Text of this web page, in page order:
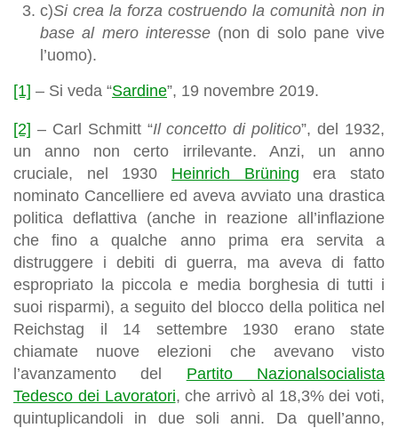
c)Si crea la forza costruendo la comunità non in
base al mero interesse(non di solo pane vive
l’uomo).
[1] – Si veda “Sardine”, 19 novembre 2019.
[2] – Carl Schmitt “Il concetto di politico”, del 1932,
un anno non certo irrilevante. Anzi, un anno
cruciale, nel 1930 Heinrich Brüning era stato
nominato Cancelliere ed aveva avviato una drastica
politica deflattiva (anche in reazione all’inflazione
che fino a qualche anno prima era servita a
distruggere i debiti di guerra, ma aveva di fatto
espropriato la piccola e media borghesia di tutti i
suoi risparmi), a seguito del blocco della politica nel
Reichstag il 14 settembre 1930 erano state
chiamate nuove elezioni che avevano visto
l’avanzamento del Partito Nazionalsocialista
Tedesco dei Lavoratori, che arrivò al 18,3% dei voti,
quintuplicandoli in due soli anni. Da quell’anno,